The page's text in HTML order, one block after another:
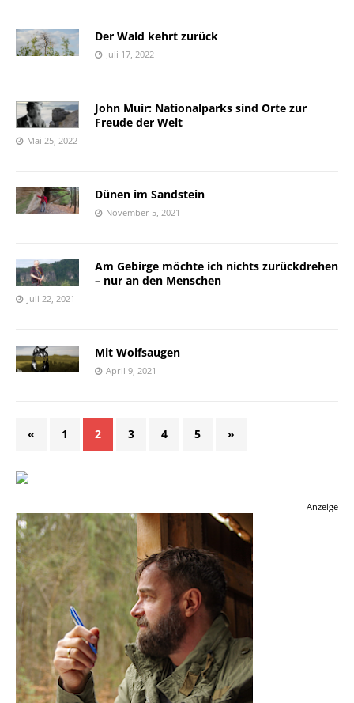
Der Wald kehrt zurück
Juli 17, 2022
John Muir: Nationalparks sind Orte zur
Freude der Welt
Mai 25, 2022
Dünen im Sandstein
November 5, 2021
Am Gebirge möchte ich nichts zurückdrehen
– nur an den Menschen
Juli 22, 2021
Mit Wolfsaugen
April 9, 2021
« 1 2 3 4 5 »
Anzeige